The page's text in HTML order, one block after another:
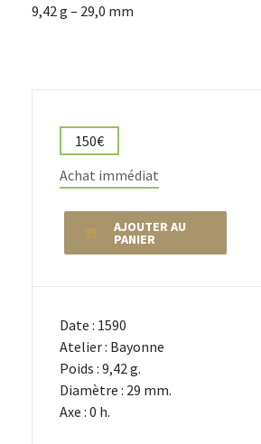
9,42 g – 29,0 mm
150€
Achat immédiat
AJOUTER AU
PANIER
Date : 1590
Atelier : Bayonne
Poids : 9,42 g.
Diamètre : 29 mm.
Axe : 0 h.